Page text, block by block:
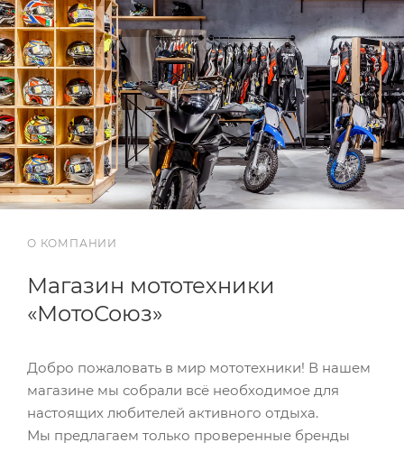
О КОМПАНИИ
Магазин мототехники
«МотоСоюз»
Добро пожаловать в мир мототехники! В нашем
магазине мы собрали всё необходимое для
настоящих любителей активного отдыха.
Мы предлагаем только проверенные бренды